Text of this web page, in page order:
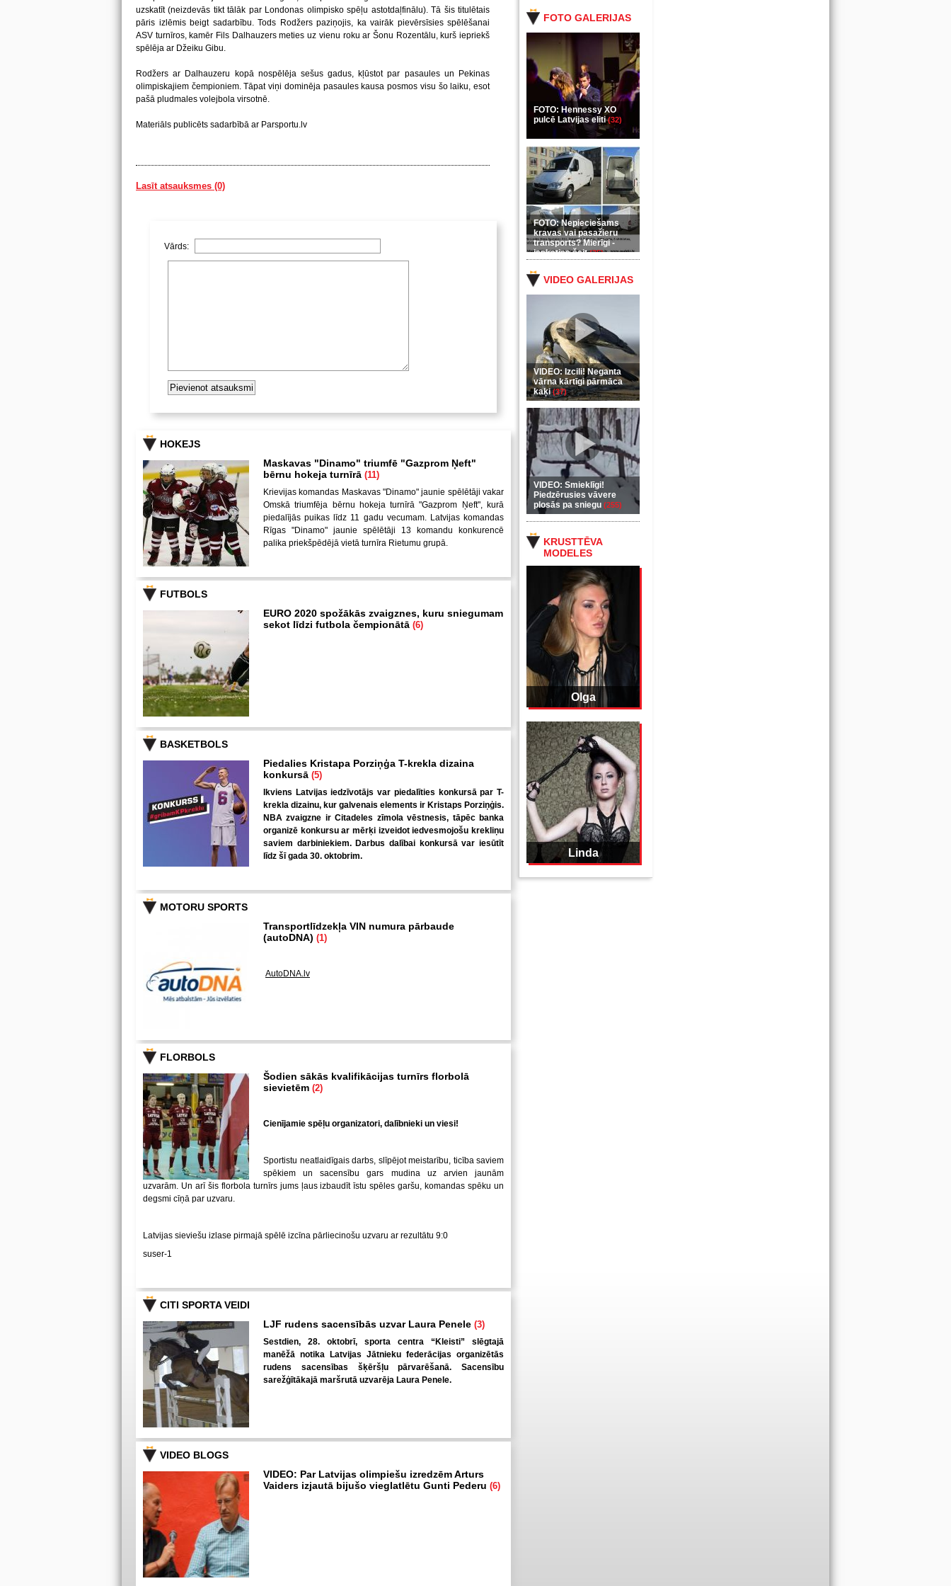
FOTO GALERIJAS
FOTO: Hennessy XO
pulcē Latvijas eliti(32)
FOTO: Nepieciešams
kravas vai pasažieru
transports? Mierīgi -
ieskaties šeit(35)
VIDEO GALERIJAS
VIDEO: Izcili! Neganta
vārna kārtīgi pārmāca
kaķi(37)
VIDEO: Smieklīgi!
Piedzērusies vāvere
plosās pa sniegu (255)
KRUSTTĒVA
MODELES
Olga
Linda
uzskatīt (neizdevās tikt tālāk par Londonas olimpisko spēļu astotdaļfinālu). Tā šis titulētais
pāris izlēmis beigt sadarbību. Tods Rodžers paziņojis, ka vairāk pievērsīsies spēlēšanai
ASV turnīros, kamēr Fils Dalhauzers meties uz vienu roku ar Šonu Rozentālu, kurš iepriekš
spēlēja ar Džeiku Gibu.
Rodžers ar Dalhauzeru kopā nospēlēja sešus gadus, kļūstot par pasaules un Pekinas
olimpiskajiem čempioniem. Tāpat viņi dominēja pasaules kausa posmos visu šo laiku, esot
pašā pludmales volejbola virsotnē.
Materiāls publicēts sadarbībā ar Parsportu.lv
Lasīt atsauksmes (0)
Vārds:
HOKEJS
Maskavas "Dinamo" triumfē "Gazprom Ņeft"
bērnu hokeja turnīrā (11)
Krievijas komandas Maskavas "Dinamo" jaunie spēlētāji vakar
Omskā triumfēja bērnu hokeja turnīrā "Gazprom Ņeft", kurā
piedalījās puikas līdz 11 gadu vecumam. Latvijas komandas
Rīgas "Dinamo" jaunie spēlētāji 13 komandu konkurencē
palika priekšpēdējā vietā turnīra Rietumu grupā.
FUTBOLS
EURO 2020 spožākās zvaigznes, kuru sniegumam
sekot līdzi futbola čempionātā (6)
BASKETBOLS
Piedalies Kristapa Porziņģa T-krekla dizaina
konkursā (5)
Ikviens Latvijas iedzīvotājs var piedalīties konkursā par T-
krekla dizainu, kur galvenais elements ir Kristaps Porziņģis.
NBA zvaigzne ir Citadeles zīmola vēstnesis, tāpēc banka
organizē konkursu ar mērķi izveidot iedvesmojošu krekliņu
saviem darbiniekiem. Darbus dalībai konkursā var iesūtīt
līdz šī gada 30. oktobrim.
MOTORU SPORTS
Transportlīdzekļa VIN numura pārbaude
(autoDNA) (1)
AutoDNA.lv
FLORBOLS
Šodien sākās kvalifikācijas turnīrs florbolā
sievietēm (2)
Cienījamie spēļu organizatori, dalībnieki un viesi!
Sportistu neatlaidīgais darbs, slīpējot meistarību, ticība saviem
spēkiem un sacensību gars mudina uz arvien jaunām
uzvarām. Un arī šis florbola turnīrs jums ļaus izbaudīt īstu spēles garšu, komandas spēku un
degsmi cīņā par uzvaru.
Latvijas sieviešu izlase pirmajā spēlē izcīna pārliecinošu uzvaru ar rezultātu 9:0
suser-1
CITI SPORTA VEIDI
LJF rudens sacensībās uzvar Laura Penele (3)
Sestdien, 28. oktobrī, sporta centra “Kleisti” slēgtajā
manēžā notika Latvijas Jātnieku federācijas organizētās
rudens sacensības šķēršļu pārvarēšanā. Sacensību
sarežģītākajā maršrutā uzvarēja Laura Penele.
VIDEO BLOGS
VIDEO: Par Latvijas olimpiešu izredzēm Arturs
Vaiders izjautā bijušo vieglatlētu Gunti Pederu (6)